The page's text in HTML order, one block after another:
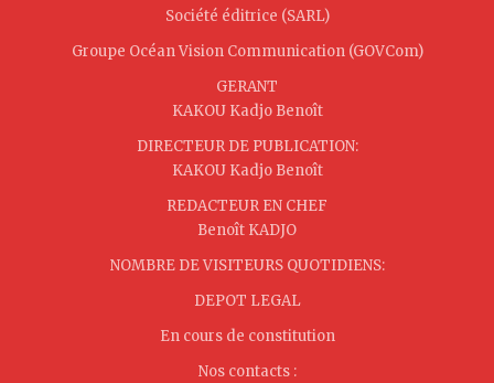
Société éditrice (SARL)
Groupe Océan Vision Communication (GOVCom)
GERANT
KAKOU Kadjo Benoît
DIRECTEUR DE PUBLICATION:
KAKOU Kadjo Benoît
REDACTEUR EN CHEF
Benoît KADJO
NOMBRE DE VISITEURS QUOTIDIENS:
DEPOT LEGAL
En cours de constitution
Nos contacts :